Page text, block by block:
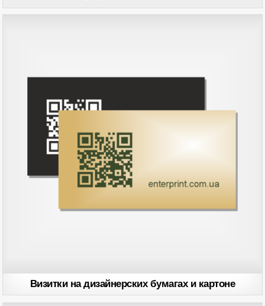
Визитки на дизайнерских бумагах и картоне